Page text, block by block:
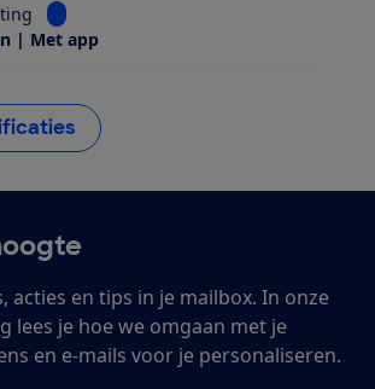
Bekijk informatie voor Opvallende
| Met app
acties en tips in je mailbox. In onze
lees je hoe we omgaan met je
en e-mails voor je personaliseren.